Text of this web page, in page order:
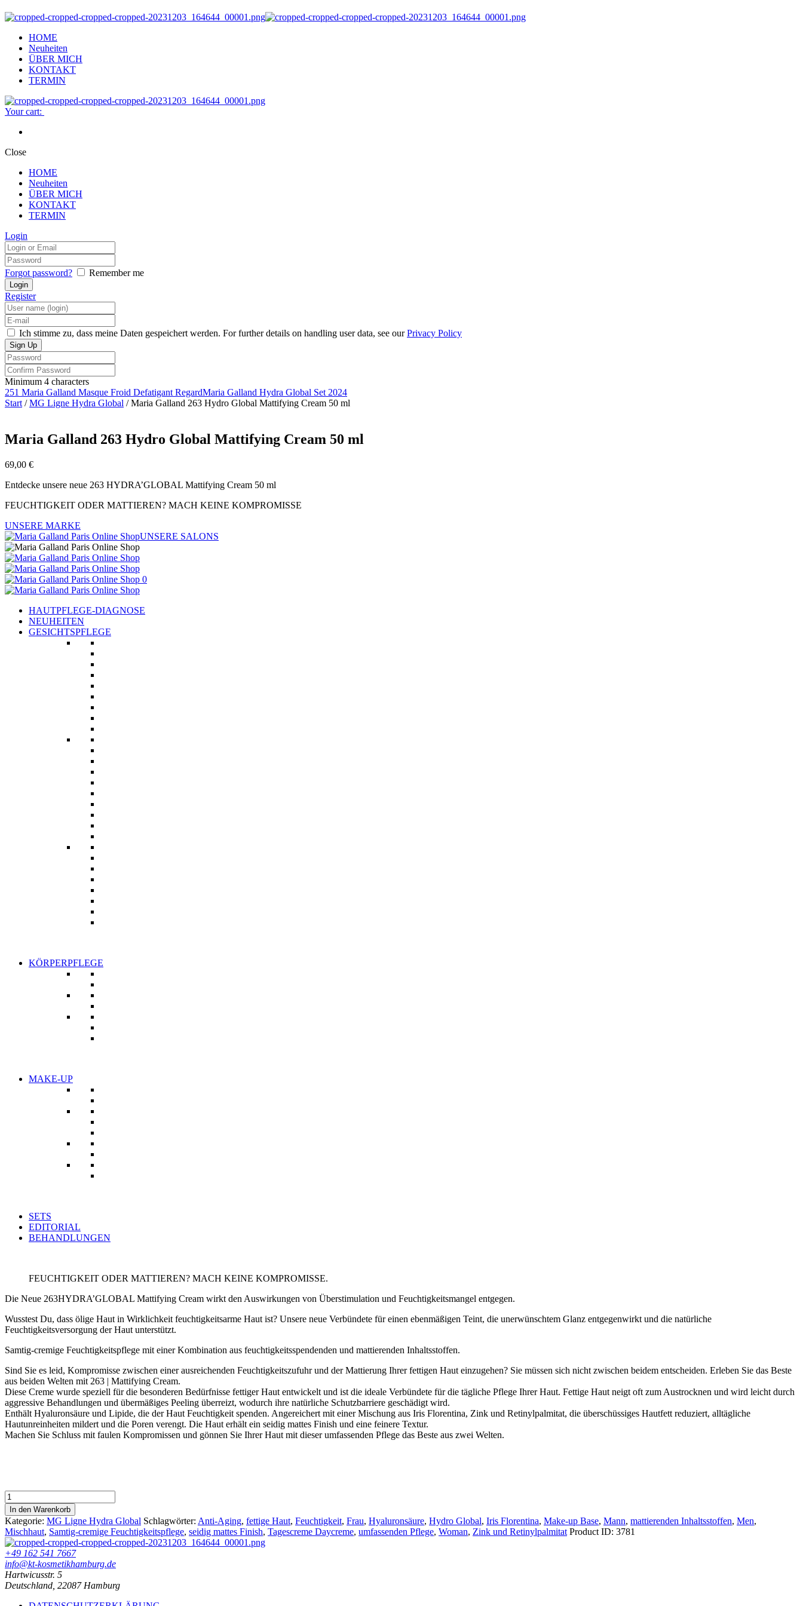
HOME
Neuheiten
ÜBER MICH
KONTAKT
TERMIN
Your cart:
Close
HOME
Neuheiten
ÜBER MICH
KONTAKT
TERMIN
Login
Forgot password? Remember me
Register
Ich stimme zu, dass meine Daten gespeichert werden. For further details on handling user data, see ourPrivacy Policy
Minimum 4 characters
251 Maria Galland Masque Froid Defatigant RegardMaria Galland Hydra Global Set 2024
Start /MG Ligne Hydra Global / Maria Galland 263 Hydro Global Mattifying Cream 50 ml
Maria Galland 263 Hydro Global Mattifying Cream 50 ml
69,00 €
Entdecke unsere neue 263 HYDRA’GLOBAL Mattifying Cream 50 ml
FEUCHTIGKEIT ODER MATTIEREN? MACH KEINE KOMPROMISSE
UNSERE MARKE
UNSERE SALONS
0
HAUTPFLEGE-DIAGNOSE
NEUHEITEN
GESICHTSPFLEGE
KÖRPERPFLEGE
MAKE-UP
SETS
EDITORIAL
BEHANDLUNGEN
FEUCHTIGKEIT ODER MATTIEREN? MACH KEINE KOMPROMISSE.
Die Neue 263HYDRA’GLOBAL Mattifying Cream wirkt den Auswirkungen von Überstimulation und Feuchtigkeitsmangel entgegen.
Wusstest Du, dass ölige Haut in Wirklichkeit feuchtigkeitsarme Haut ist? Unsere neue Verbündete für einen ebenmäßigen Teint, die unerwünschtem Glanz entgegenwirkt und die natürliche
Feuchtigkeitsversorgung der Haut unterstützt.
Samtig-cremige Feuchtigkeitspflege mit einer Kombination aus feuchtigkeitsspendenden und mattierenden Inhaltsstoffen.
Sind Sie es leid, Kompromisse zwischen einer ausreichenden Feuchtigkeitszufuhr und der Mattierung Ihrer fettigen Haut einzugehen? Sie müssen sich nicht zwischen beidem entscheiden. Erleben Sie das Beste
aus beiden Welten mit 263 | Mattifying Cream.
Diese Creme wurde speziell für die besonderen Bedürfnisse fettiger Haut entwickelt und ist die ideale Verbündete für die tägliche Pflege Ihrer Haut. Fettige Haut neigt oft zum Austrocknen und wird leicht durch
aggressive Behandlungen und übermäßiges Peeling überreizt, wodurch ihre natürliche Schutzbarriere geschädigt wird.
Enthält Hyaluronsäure und Lipide, die der Haut Feuchtigkeit spenden. Angereichert mit einer Mischung aus Iris Florentina, Zink und Retinylpalmitat, die überschüssiges Hautfett reduziert, alltägliche
Hautunreinheiten mildert und die Poren verengt. Die Haut erhält ein seidig mattes Finish und eine feinere Textur.
Machen Sie Schluss mit faulen Kompromissen und gönnen Sie Ihrer Haut mit dieser umfassenden Pflege das Beste aus zwei Welten.
Maria
Galland
263
Hydro
Global
Mattifying
Cream
50
ml
Menge
In den Warenkorb
Kategorie: MG Ligne Hydra Global Schlagwörter: Anti-Aging, fettige Haut, Feuchtigkeit, Frau, Hyaluronsäure, Hydro Global, Iris Florentina, Make-up Base, Mann, mattierenden Inhaltsstoffen, Men,
Mischhaut, Samtig-cremige Feuchtigkeitspflege, seidig mattes Finish, Tagescreme Daycreme, umfassenden Pflege, Woman, Zink und Retinylpalmitat Product ID: 3781
+49 162 541 7667
info@kt-kosmetikhamburg.de
Hartwicusstr. 5
Deutschland, 22087 Hamburg